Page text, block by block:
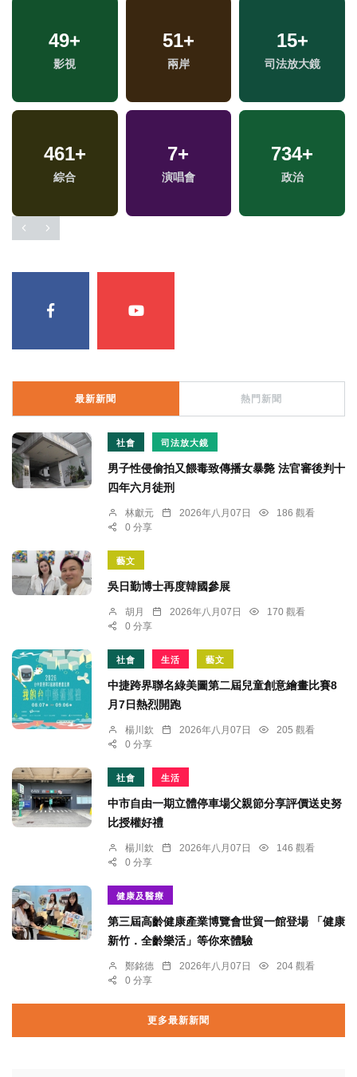
49+
影視
51+
兩岸
15+
司法放大鏡
461+
綜合
7+
演唱會
734+
政治
最新新聞 熱門新聞
社會 司法放大鏡
男子性侵偷拍又餵毒致傳播女暴斃 法官審後判十
四年六月徒刑
林獻元 2026年八月07日
186 觀看
0 分享
藝文
吳日勤博士再度韓國參展
胡月 2026年八月07日
170 觀看
0 分享
社會 生活 藝文
中捷跨界聯名綠美圖第二屆兒童創意繪畫比賽8
月7日熱烈開跑
楊川欽 2026年八月07日
205 觀看
0 分享
社會 生活
中市自由一期立體停車場父親節分享評價送史努
比授權好禮
楊川欽 2026年八月07日
146 觀看
0 分享
健康及醫療
第三屆高齡健康產業博覽會世貿一館登場 「健康
新竹．全齡樂活」等你來體驗
鄭銘德 2026年八月07日
204 觀看
0 分享
更多最新新聞